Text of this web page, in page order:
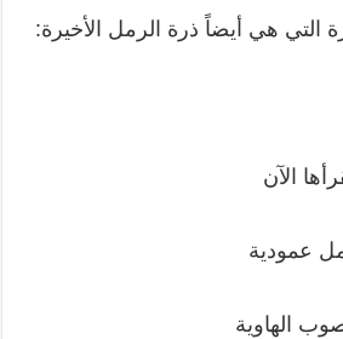
التي هي أيضاً ذرة الرمل الأخيرة:
الآن
عمودية
الهاوية